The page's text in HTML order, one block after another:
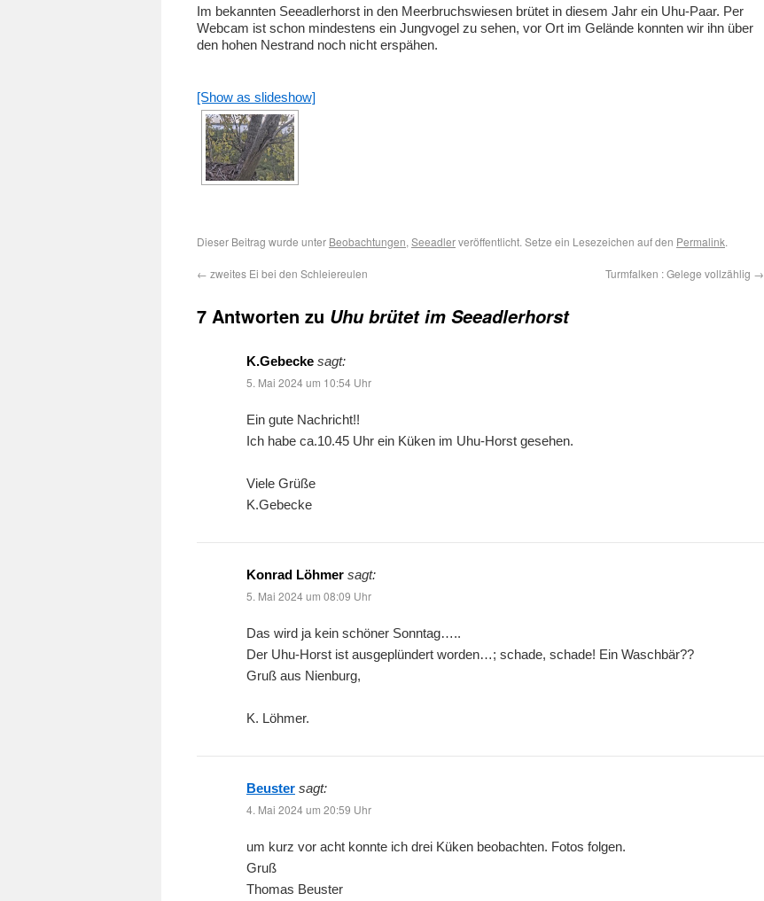
Im bekannten Seeadlerhorst in den Meerbruchswiesen brütet in diesem Jahr ein Uhu-Paar. Per
Webcam ist schon mindestens ein Jungvogel zu sehen, vor Ort im Gelände konnten wir ihn über
den hohen Nestrand noch nicht erspähen.
[Show as slideshow]
Dieser Beitrag wurde unter Beobachtungen, Seeadlerveröffentlicht. Setze ein Lesezeichen auf den Permalink.
← zweites Ei bei den Schleiereulen Turmfalken : Gelege vollzählig →
7 Antworten zu Uhu brütet im Seeadlerhorst
K.Gebecke sagt:
5. Mai 2024 um 10:54 Uhr
Ein gute Nachricht!!
Ich habe ca.10.45 Uhr ein Küken im Uhu-Horst gesehen.
Viele Grüße
K.Gebecke
Konrad Löhmer sagt:
5. Mai 2024 um 08:09 Uhr
Das wird ja kein schöner Sonntag…..
Der Uhu-Horst ist ausgeplündert worden…; schade, schade! Ein Waschbär??
Gruß aus Nienburg,
K. Löhmer.
Beuster sagt:
4. Mai 2024 um 20:59 Uhr
um kurz vor acht konnte ich drei Küken beobachten. Fotos folgen.
Gruß
Thomas Beuster